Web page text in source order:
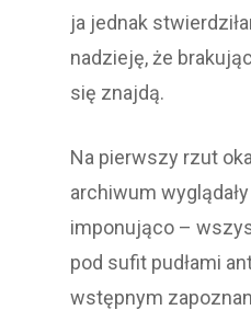
ja jednak
nadzieję, że
się znajdą.
Na pierwszy rzut
archiwum
imponująco –
pod sufit pudłami
wstępnym